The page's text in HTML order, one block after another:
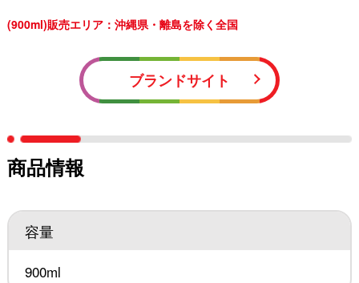
(900ml)販売エリア：沖縄県・離島を除く全国
ブランドサイト
商品情報
容量
900ml